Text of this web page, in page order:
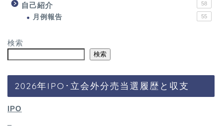
自己紹介 58
月例報告 55
検索
検索
2026年IPO･立会外分売当選履歴と収支
IPO
–